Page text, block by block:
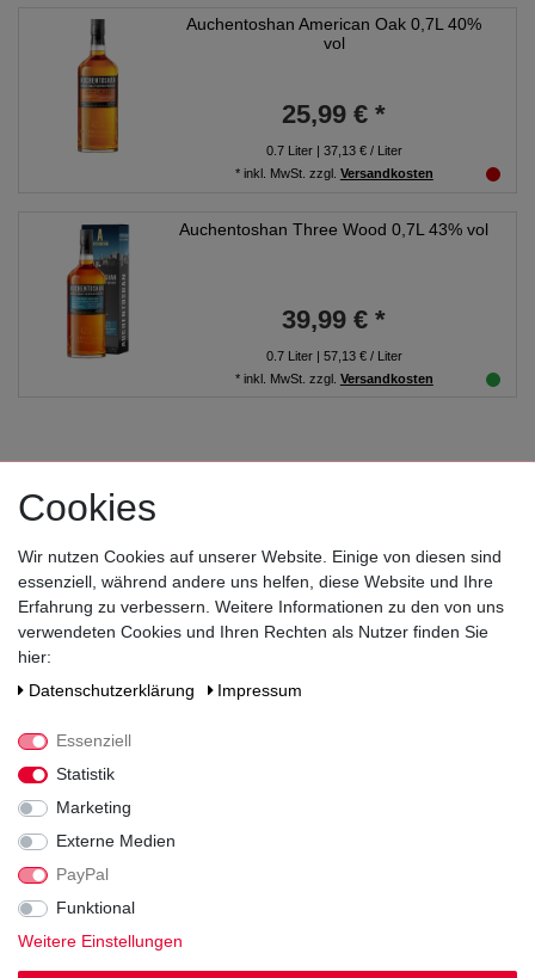
Auchentoshan American Oak 0,7L 40%
vol
25,99 € *
0.7Liter| 37,13 € / Liter
* inkl. MwSt. zzgl. Versandkosten
Auchentoshan Three Wood 0,7L 43% vol
39,99 € *
0.7Liter| 57,13 € / Liter
* inkl. MwSt. zzgl. Versandkosten
Zahlen Sie bequem per
Wir versenden mit
Cookies
Wir nutzen Cookies auf unserer Website. Einige von diesen sind
essenziell, während andere uns helfen, diese Website und Ihre
Erfahrung zu verbessern. Weitere Informationen zu den von uns
verwendeten Cookies und Ihren Rechten als Nutzer finden Sie
hier:
Daten­schutz­erklärung
Impressum
Essenziell
Statistik
Marketing
Externe Medien
PayPal
Funktional
Weitere Einstellungen